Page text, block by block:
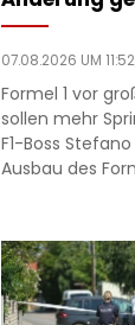
07.08.2026 UM
Formel 1 vor
sollen mehr
F1-Boss
Ausbau des